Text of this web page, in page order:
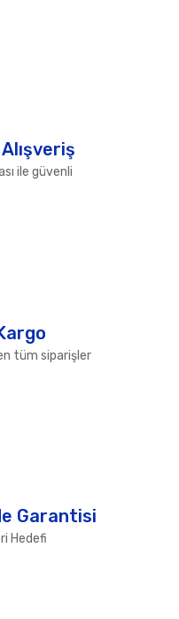
pahalı.
ile güvenli
tüm siparişler
Garantisi
Hedefi